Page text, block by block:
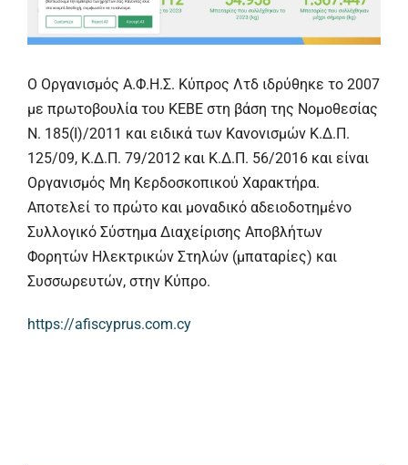
Ο Οργανισμός Α.Φ.Η.Σ. Κύπρος Λτδ ιδρύθηκε το 2007
με πρωτοβουλία του ΚΕΒΕ στη βάση της Νομοθεσίας
Ν. 185(Ι)/2011 και ειδικά των Κανονισμών Κ.Δ.Π.
125/09, Κ.Δ.Π. 79/2012 και Κ.Δ.Π. 56/2016 και είναι
Οργανισμός Μη Κερδοσκοπικού Χαρακτήρα.
Αποτελεί το πρώτο και μοναδικό αδειοδοτημένο
Συλλογικό Σύστημα Διαχείρισης Αποβλήτων
Φορητών Ηλεκτρικών Στηλών (μπαταρίες) και
Συσσωρευτών, στην Κύπρο.
https://afiscyprus.com.cy